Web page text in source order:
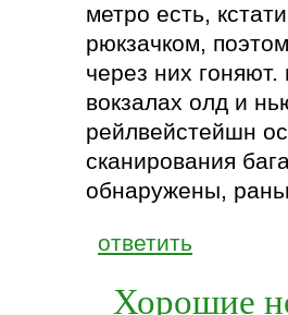
метро есть,
рюкзачком,
через них
вокзалах олд и
рейлвейстейшн
сканирования
обнаружены,
ответить
Хорошие